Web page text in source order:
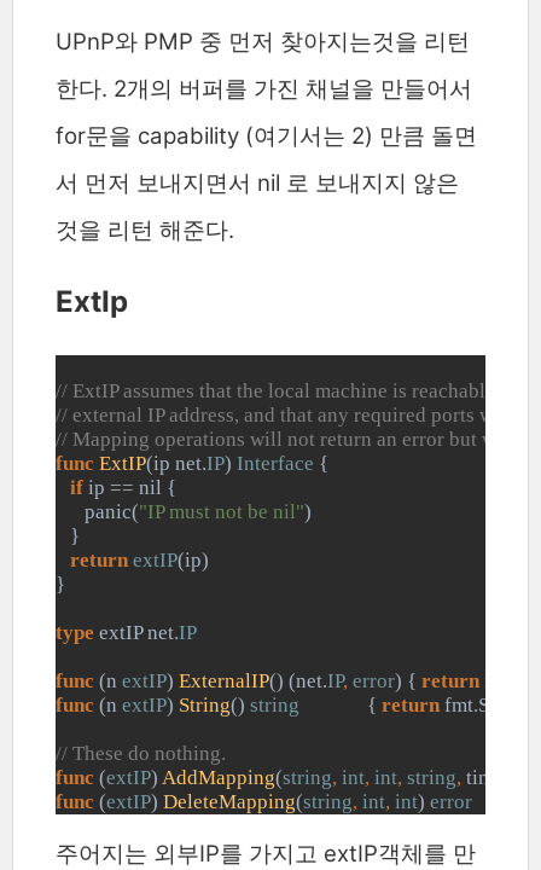
UPnP와 PMP 중 먼저 찾아지는것을 리턴
한다. 2개의 버퍼를 가진 채널을 만들어서
for문을 capability (여기서는 2) 만큼 돌면
서 먼저 보내지면서 nil 로 보내지지 않은
것을 리턴 해준다.
ExtIp
// ExtIP assumes that the local machine is reachable on
// external IP address, and that any required ports were
// Mapping operations will not return an error but won't
func ExtIP(ip net.IP) Interface {
if ip == nil {
      panic(
"IP must not be nil")
   }
return extIP(ip)
}
type extIP net.IP
func (n extIP) ExternalIP() (net.IP, error) { return net.
func (n extIP) String() string { return
// These do nothing.
func (extIP) AddMapping(string, int, int, string, time.
func (extIP) DeleteMapping(string, int, int)
주어지는 외부IP를 가지고 extIP객체를 만